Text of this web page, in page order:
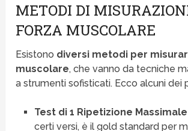
METODI DI
FORZA MUSCOLARE
Esistono diversi metodi per
muscolare, che vanno da tecniche
a strumenti sofisticati. Ecco alcuni dei
Test di 1 Ripetizione Massimale
certi versi, è il gold standard per